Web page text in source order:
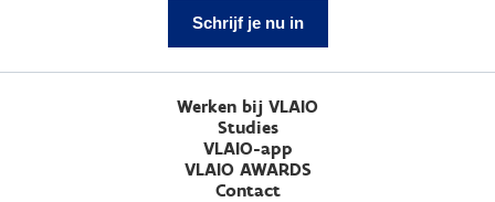
Schrijf je nu in
Werken bij VLAIO
Studies
VLAIO-app
VLAIO AWARDS
Contact